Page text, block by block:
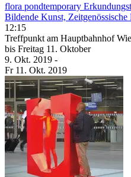
flora pondtemporary
Bildende Kunst,
12:15
Treffpunkt am Hauptbahnhof
bis Freitag 11. Oktober
9. Okt. 2019 -
Fr 11. Okt. 2019